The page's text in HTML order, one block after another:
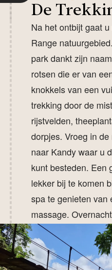
De
Na het ontbijt gaat
Range
park dankt zijn
rotsen die er van
knokkels van een
trekking door de
rijstvelden,
dorpjes. Vroeg in
naar Kandy waar u
kunt besteden. Een
lekker bij te komen
spa te genieten van
massage.